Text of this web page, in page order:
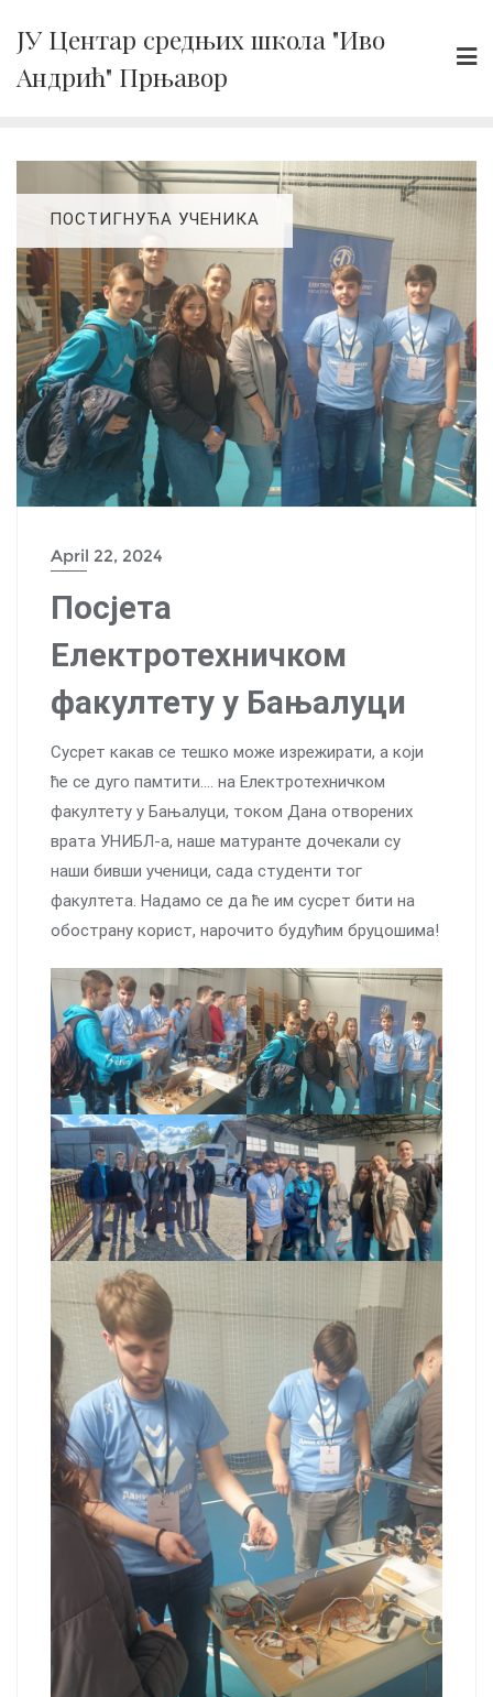
content
ЈУ Центар средњих школа "Иво
Андрић" Прњавор
ПОСТИГНУЋА УЧЕНИКА
April 22, 2024
Посјета
Електротехничком
факултету у Бањалуци
Сусрет какав се тешко може изрежирати, а који
ће се дуго памтити…. на Електротехничком
факултету у Бањалуци, током Дана отворених
врата УНИБЛ-а, наше матуранте дочекали су
наши бивши ученици, сада студенти тог
факултета. Надамо се да ће им сусрет бити на
обострану корист, нарочито будућим бруцошима!